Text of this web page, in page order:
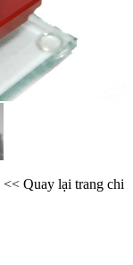
<< Quay lại trang chi